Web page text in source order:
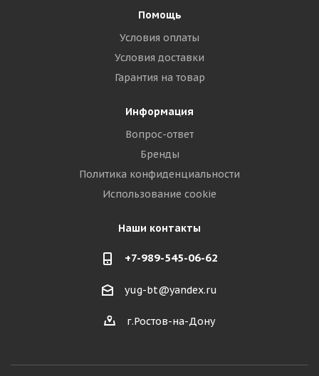
Помощь
Условия оплаты
Условия доставки
Гарантия на товар
Информация
Вопрос-ответ
Бренды
Политика конфиденциальности
Использование cookie
Наши контакты
+7-989-545-06-62
yug-bt@yandex.ru
г.Ростов-на-Дону